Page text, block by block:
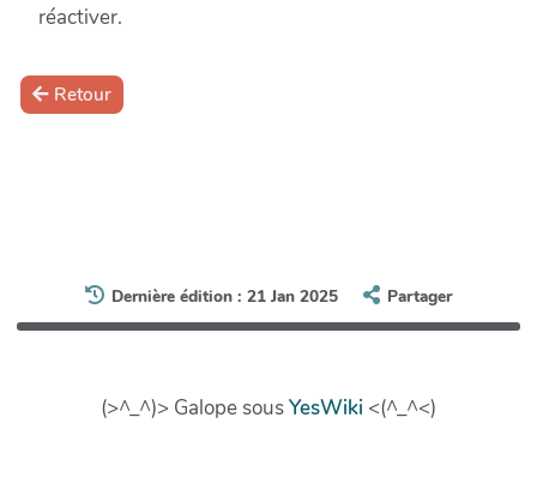
réactiver.
Retour
Dernière édition : 21 Jan 2025 Partager
(>^_^)> Galope sousYesWiki <(^_^<)